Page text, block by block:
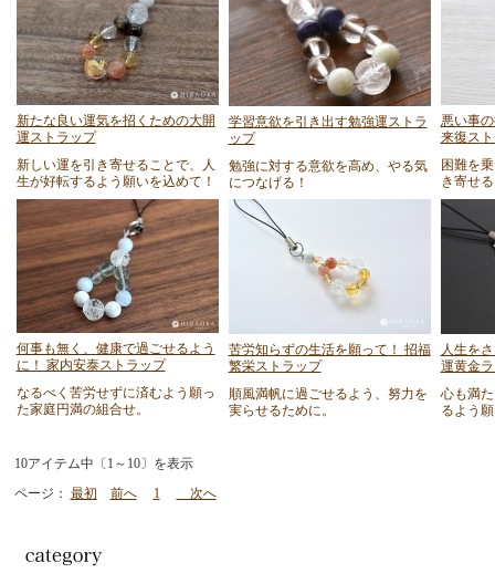
新たな良い運気を招くための大開
運ストラップ
新しい運を引き寄せることで、人
生が好転するよう願いを込めて！
学習意欲を引き出す勉強運ストラ
ップ
勉強に対する意欲を高め、やる気
につなげる！
悪い事
来復ス
困難を
き寄せ
何事も無く、健康で過ごせるよう
に！ 家内安泰ストラップ
なるべく苦労せずに済むよう願っ
た家庭円満の組合せ。
苦労知らずの生活を願って！ 招福
繁栄ストラップ
順風満帆に過ごせるよう、努力を
実らせるために。
人生を
運黄金
心も満
るよう
10アイテム中〔1～10〕を表示
ページ： 最初 前へ 1 次へ